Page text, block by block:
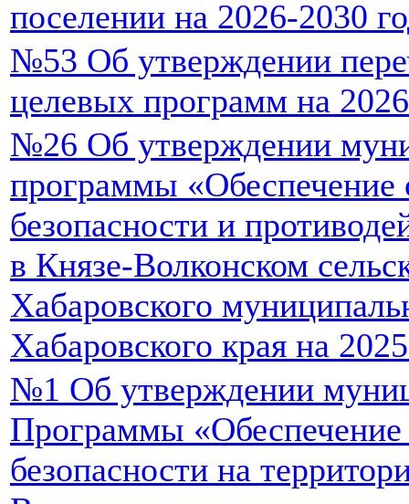
поселении на 2026-2030
№53 Об утверждении
целевых программ на
№26 Об утверждении
программы «Обеспечение
безопасности и
в Князе-Волконском
Хабаровского
Хабаровского края на
№1 Об утверждении
Программы
безопасности на